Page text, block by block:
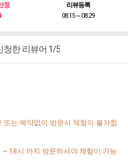
정
리뷰등록
08.15 ~ 08.29
청한 리뷰어 1/5
는 예약없이 방문시 체험이 불가합
18시 까지 방문하셔야 체험이 가능